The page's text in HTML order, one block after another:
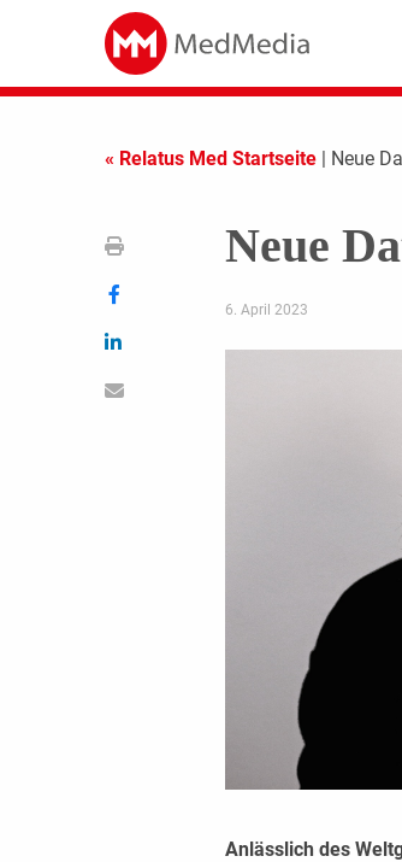
« Relatus Med Startseite | Neue
Neue
6. April 2023
Anlässlich des